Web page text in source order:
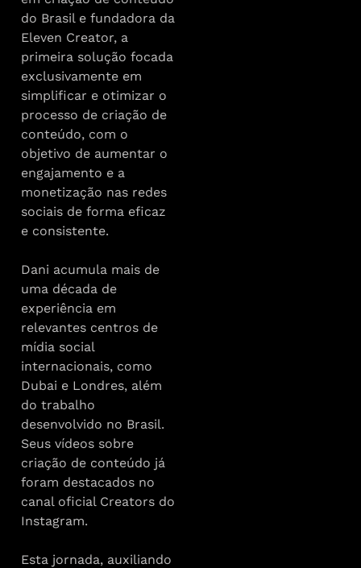
do Brasil e fundadora da
Eleven Creator, a
primeira solução focada
exclusivamente em
simplificar e otimizar o
processo de criação de
conteúdo, com o
objetivo de aumentar o
engajamento e a
monetização nas redes
sociais de forma eficaz
e consistente.
Dani acumula mais de
uma década de
experiência em
relevantes centros de
mídia social
internacionais, como
Dubai e Londres, além
do trabalho
desenvolvido no Brasil.
Seus vídeos sobre
criação de conteúdo já
foram destacados no
canal oficial Creators do
Instagram.
Esta jornada, auxiliando